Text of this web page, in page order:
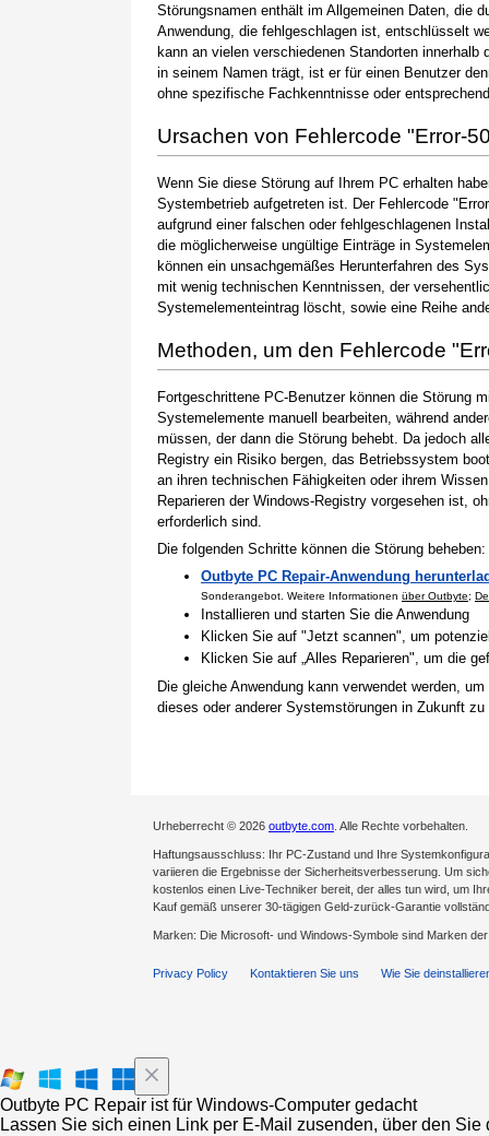
Störungsnamen enthält im Allgemeinen Daten, die
Anwendung, die fehlgeschlagen ist, entschlüsselt
kann an vielen verschiedenen Standorten
in seinem Namen trägt, ist er für einen Benutzer
ohne spezifische Fachkenntnisse oder
Ursachen von Fehlercode "Error-
Wenn Sie diese Störung auf Ihrem PC erhalten
Systembetrieb aufgetreten ist. Der Fehlercode
aufgrund einer falschen oder fehlgeschlagenen
die möglicherweise ungültige Einträge in
können ein unsachgemäßes Herunterfahren des
mit wenig technischen Kenntnissen, der
Systemelementeintrag löscht, sowie eine Reihe
Methoden, um den Fehlercode
Fortgeschrittene PC-Benutzer können die Störung
Systemelemente manuell bearbeiten, während
müssen, der dann die Störung behebt. Da jedoch
Registry ein Risiko bergen, das Betriebssystem
an ihren technischen Fähigkeiten oder ihrem
Reparieren der Windows-Registry vorgesehen ist,
erforderlich sind.
Die folgenden Schritte können die Störung beheben:
Outbyte PC Repair-Anwendung
Sonderangebot. Weitere Informationen über Outbyte;
Installieren und starten Sie die Anwendung
Klicken Sie auf "Jetzt scannen", um
Klicken Sie auf „Alles Reparieren", um die
Die gleiche Anwendung kann verwendet werden,
dieses oder anderer Systemstörungen in Zukunft zu
Urheberrecht © 2026 outbyte.com . Alle Rechte vorbehalten.
Haftungsausschluss: Ihr PC-Zustand und Ihre
variieren die Ergebnisse der Sicherheitsverbesserung. Um
kostenlos einen Live-Techniker bereit, der alles tun wird, um
Kauf gemäß unserer 30-tägigen Geld-zurück-Garantie
Marken: Die Microsoft- und Windows-Symbole sind Marken
Privacy Policy Kontaktieren Sie uns Wie Sie
Outbyte PC Repair ist für Windows-Computer gedacht
Lassen Sie sich einen Link per E-Mail zusenden, über den